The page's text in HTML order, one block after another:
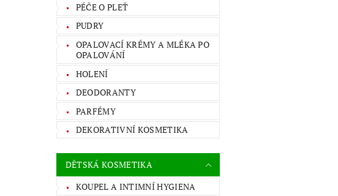
PÉČE O PLEŤ
PUDRY
OPALOVACÍ KRÉMY A MLÉKA PO
OPALOVÁNÍ
HOLENÍ
DEODORANTY
PARFÉMY
DEKORATIVNÍ KOSMETIKA
DĚTSKÁ KOSMETIKA
KOUPEL A INTIMNÍ HYGIENA